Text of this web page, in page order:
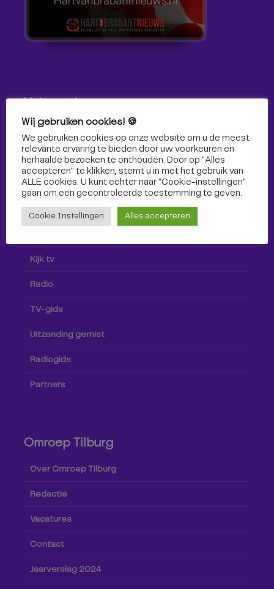
Volg ons!
Volg Omroep Tilburg niet alleen hier, maar ook via social
media!
Kijk tv
Radio
TV-gids
Uitzending gemist
Radiogids
Partners
Omroep Tilburg
Over Omroep Tilburg
Redactie
Vacatures
Contact
Jaarverslag 2024
Wij gebruiken cookies! 🍪
We gebruiken cookies op onze website om u de meest
relevante ervaring te bieden door uw voorkeuren en
herhaalde bezoeken te onthouden. Door op "Alles
accepteren" te klikken, stemt u in met het gebruik van
ALLE cookies. U kunt echter naar "Cookie-instellingen"
gaan om een ​​gecontroleerde toestemming te geven.
Cookie Instellingen Alles accepteren